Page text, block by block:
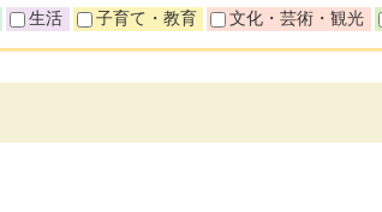
生活 子育て・教育 文化・芸術・観光